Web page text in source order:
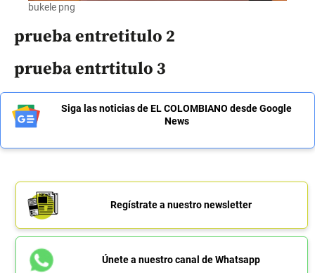
bukele png
prueba entretitulo 2
prueba entrtitulo 3
Siga las noticias de EL COLOMBIANO desde Google
News
Regístrate a nuestro newsletter
Únete a nuestro canal de Whatsapp